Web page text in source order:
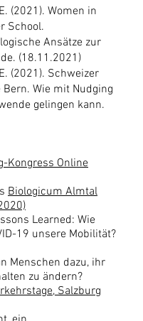
(2021). Women in
School.
Ansätze zur
(18.11.2021)
(2021). Schweizer
Wie mit Nudging
gelingen kann.
Kongress Online
Biologicum Almtal
Learned: Wie
19 unsere Mobilität?
Menschen dazu, ihr
zu ändern?
Salzburg